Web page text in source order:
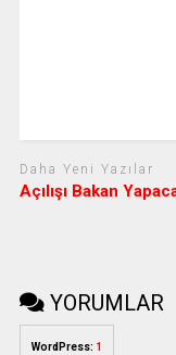
Daha Yeni Yazılar
Açılışı Bakan
YORUMLAR
WordPress: 1